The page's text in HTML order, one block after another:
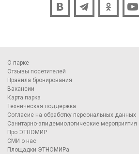
О парке
Отзывы посетителей
Правила бронирования
Вакансии
Карта парка
Техническая поддержка
Согласие на обработку персональных данных
Санитарно-эпидемиологические мероприятия
Про ЭТНОМИР
СМИ о нас
Площадки ЭТНОМИРа